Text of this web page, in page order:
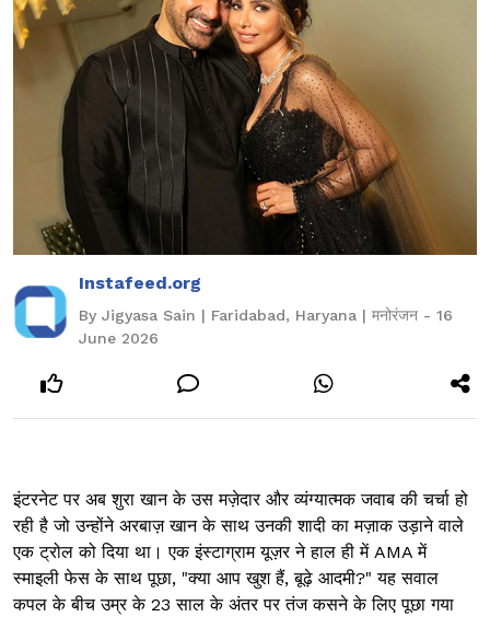
Instafeed.org
By Jigyasa Sain | Faridabad, Haryana | मनोरंजन - 16
June 2026
इंटरनेट पर अब शुरा खान के उस मज़ेदार और व्यंग्यात्मक जवाब की चर्चा हो
रही है जो उन्होंने अरबाज़ खान के साथ उनकी शादी का मज़ाक उड़ाने वाले
एक ट्रोल को दिया था। एक इंस्टाग्राम यूज़र ने हाल ही में AMA में
स्माइली फेस के साथ पूछा, "क्या आप खुश हैं, बूढ़े आदमी?" यह सवाल
कपल के बीच उम्र के 23 साल के अंतर पर तंज कसने के लिए पूछा गया